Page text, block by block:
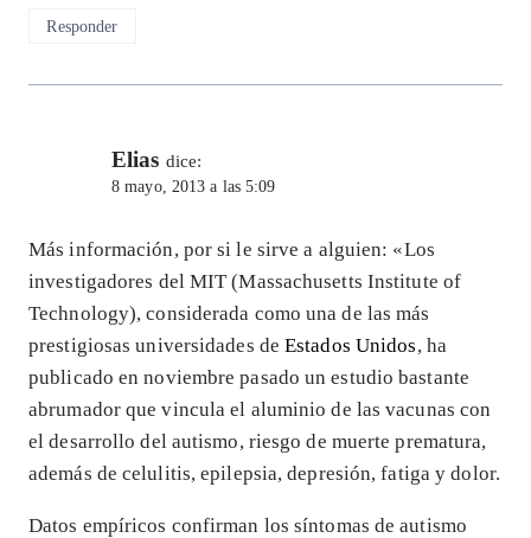
Responder
Elias dice:
8 mayo, 2013 a las 5:09
Más información, por si le sirve a alguien: «Los
investigadores del MIT (Massachusetts Institute of
Technology), considerada como una de las más
prestigiosas universidades deEstados Unidos, ha
publicado en noviembre pasado un estudio bastante
abrumador que vincula el aluminio de las vacunas con
el desarrollo del autismo, riesgo de muerte prematura,
además de celulitis, epilepsia, depresión, fatiga y dolor.
Datos empíricos confirman los síntomas de autismo